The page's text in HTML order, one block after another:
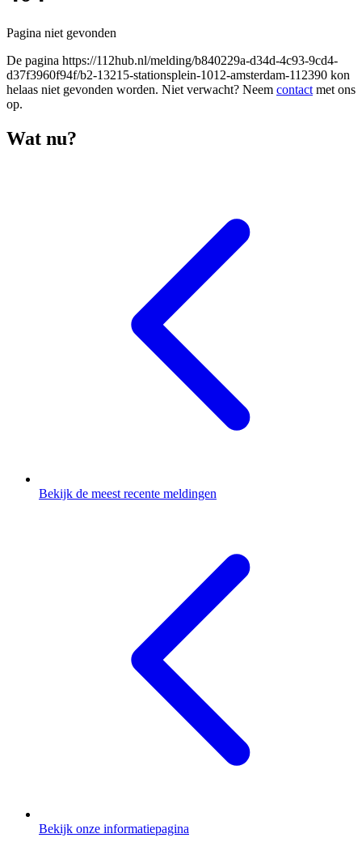
Pagina niet gevonden
De pagina https://112hub.nl/melding/b840229a-d34d-4c93-9cd4-
d37f3960f94f/b2-13215-stationsplein-1012-amsterdam-112390 kon
helaas niet gevonden worden. Niet verwacht? Neem contact met ons
op.
Wat nu?
Bekijk de meest recente meldingen
Bekijk onze informatiepagina